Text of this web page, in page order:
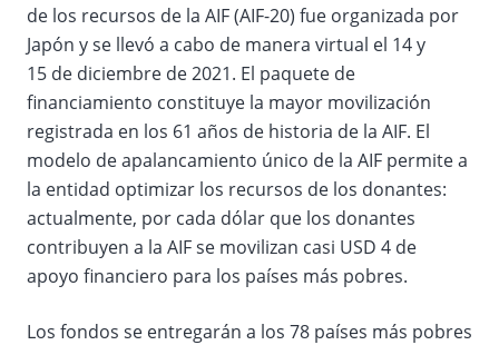
de los recursos de la AIF (AIF-20) fue organizada por
Japón y se llevó a cabo de manera virtual el 14 y
15 de diciembre de 2021. El paquete de
financiamiento constituye la mayor movilización
registrada en los 61 años de historia de la AIF. El
modelo de apalancamiento único de la AIF permite a
la entidad optimizar los recursos de los donantes:
actualmente, por cada dólar que los donantes
contribuyen a la AIF se movilizan casi USD 4 de
apoyo financiero para los países más pobres.
Los fondos se entregarán a los 78 países más pobres